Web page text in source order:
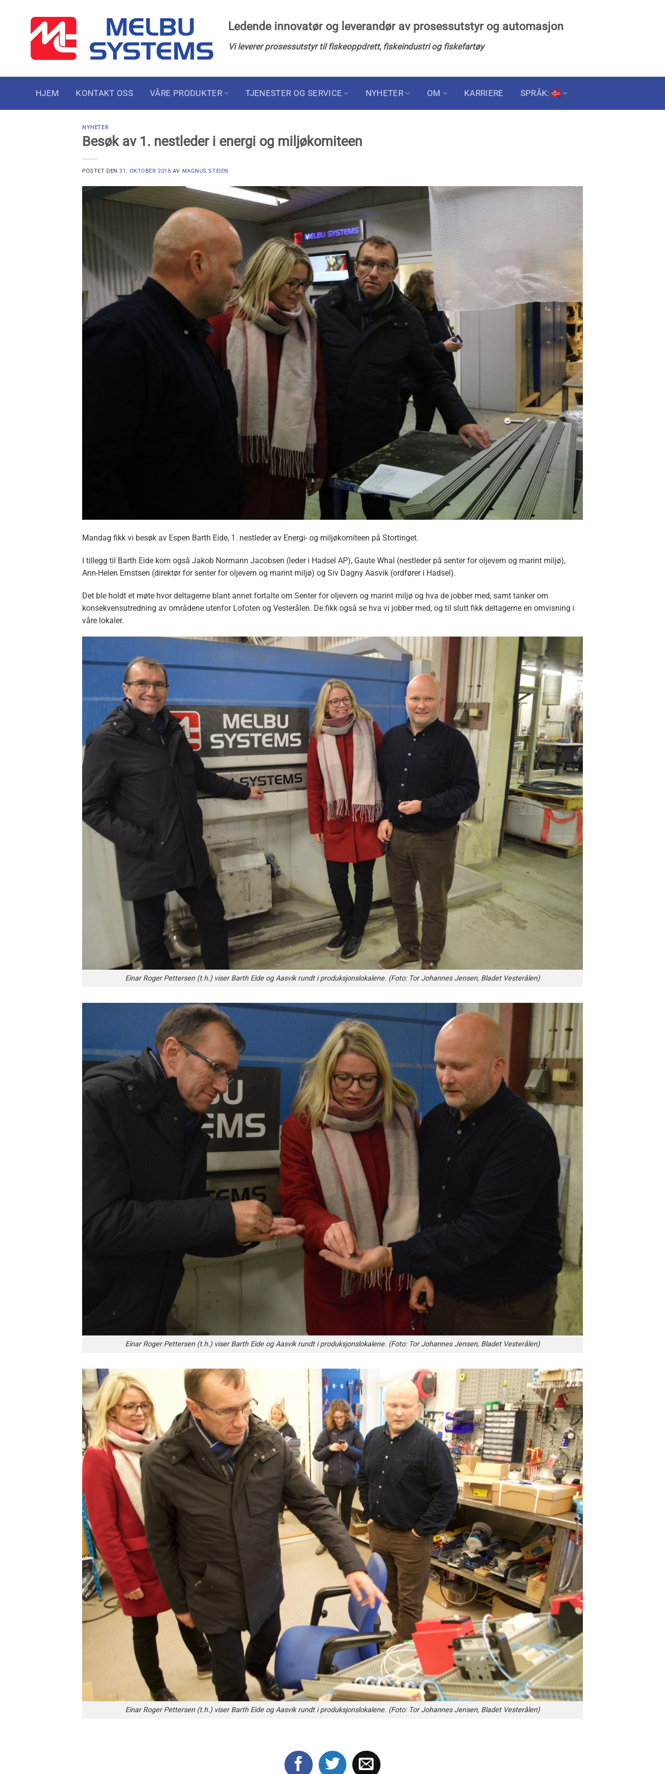
Ledende innovatør og leverandør av prosessutstyr og automasjon
Vi leverer prosessutstyr til fiskeoppdrett, fiskeindustri og fiskefartøy
HJEM KONTAKT OSS VÅRE PRODUKTER TJENESTER OG SERVICE NYHETER OM KARRIERE SPRÅK:
NYHETER
Besøk av 1. nestleder i energi og miljøkomiteen
POSTET DEN31. OKTOBER 2018 AV MAGNUS STEIEN
Mandag fikk vi besøk av Espen Barth Eide, 1. nestleder av Energi- og miljøkomiteen på Stortinget.
I tillegg til Barth Eide kom også Jakob Normann Jacobsen (leder i Hadsel AP), Gaute Whal (nestleder på senter for oljevern og marint miljø),
Ann-Helen Ernstsen (direktør for senter for oljevern og marint miljø) og Siv Dagny Aasvik (ordfører i Hadsel).
Det ble holdt et møte hvor deltagerne blant annet fortalte om Senter for oljevern og marint miljø og hva de jobber med, samt tanker om
konsekvensutredning av områdene utenfor Lofoten og Vesterålen. De fikk også se hva vi jobber med, og til slutt fikk deltagerne en omvisning i
våre lokaler.
Einar Roger Pettersen (t.h.) viser Barth Eide og Aasvik rundt i produksjonslokalene. (Foto: Tor Johannes Jensen, Bladet Vesterålen)
Einar Roger Pettersen (t.h.) viser Barth Eide og Aasvik rundt i produksjonslokalene. (Foto: Tor Johannes Jensen, Bladet Vesterålen)
Einar Roger Pettersen (t.h.) viser Barth Eide og Aasvik rundt i produksjonslokalene. (Foto: Tor Johannes Jensen, Bladet Vesterålen)